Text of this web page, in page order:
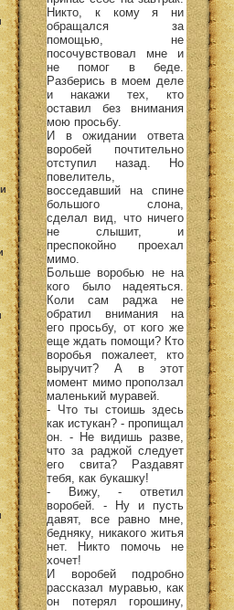
Никто, к кому я ни
обращался за
помощью, не
посочувствовал мне и
не помог в беде.
Разберись в моем деле
и накажи тех, кто
оставил без внимания
мою просьбу.
И в ожидании ответа
воробей почтительно
отступил назад. Но
повелитель,
восседавший на спине
большого слона,
сделал вид, что ничего
не слышит, и
преспокойно проехал
мимо.
Больше воробью не на
кого было надеяться.
Коли сам раджа не
обратил внимания на
его просьбу, от кого же
еще ждать помощи? Кто
воробья пожалеет, кто
выручит? А в этот
момент мимо проползал
маленький муравей.
- Что ты стоишь здесь
как истукан? - пропищал
он. - Не видишь разве,
что за раджой следует
его свита? Раздавят
тебя, как букашку!
- Вижу, - ответил
воробей. - Ну и пусть
давят, все равно мне,
бедняку, никакого житья
нет. Никто помочь не
хочет!
И воробей подробно
рассказал муравью, как
он потерял горошину,